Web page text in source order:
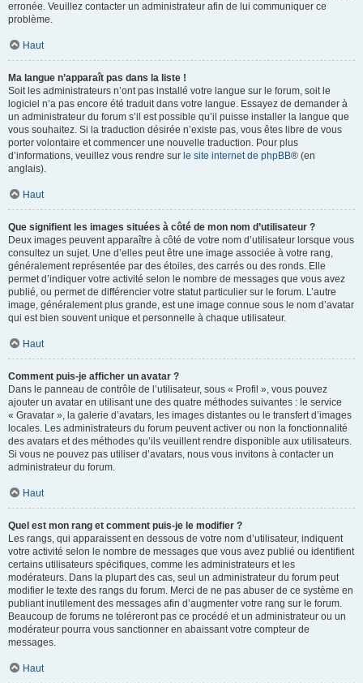
erronée. Veuillez contacter un administrateur afin de lui communiquer ce
problème.
Haut
Ma langue n’apparaît pas dans la liste !
Soit les administrateurs n’ont pas installé votre langue sur le forum, soit le
logiciel n’a pas encore été traduit dans votre langue. Essayez de demander à
un administrateur du forum s’il est possible qu’il puisse installer la langue que
vous souhaitez. Si la traduction désirée n’existe pas, vous êtes libre de vous
porter volontaire et commencer une nouvelle traduction. Pour plus
d’informations, veuillez vous rendre sur le site internet de phpBB® (en
anglais).
Haut
Que signifient les images situées à côté de mon nom d’utilisateur ?
Deux images peuvent apparaître à côté de votre nom d’utilisateur lorsque vous
consultez un sujet. Une d’elles peut être une image associée à votre rang,
généralement représentée par des étoiles, des carrés ou des ronds. Elle
permet d’indiquer votre activité selon le nombre de messages que vous avez
publié, ou permet de différencier votre statut particulier sur le forum. L’autre
image, généralement plus grande, est une image connue sous le nom d’avatar
qui est bien souvent unique et personnelle à chaque utilisateur.
Haut
Comment puis-je afficher un avatar ?
Dans le panneau de contrôle de l’utilisateur, sous « Profil », vous pouvez
ajouter un avatar en utilisant une des quatre méthodes suivantes : le service
« Gravatar », la galerie d’avatars, les images distantes ou le transfert d’images
locales. Les administrateurs du forum peuvent activer ou non la fonctionnalité
des avatars et des méthodes qu’ils veuillent rendre disponible aux utilisateurs.
Si vous ne pouvez pas utiliser d’avatars, nous vous invitons à contacter un
administrateur du forum.
Haut
Quel est mon rang et comment puis-je le modifier ?
Les rangs, qui apparaissent en dessous de votre nom d’utilisateur, indiquent
votre activité selon le nombre de messages que vous avez publié ou identifient
certains utilisateurs spécifiques, comme les administrateurs et les
modérateurs. Dans la plupart des cas, seul un administrateur du forum peut
modifier le texte des rangs du forum. Merci de ne pas abuser de ce système en
publiant inutilement des messages afin d’augmenter votre rang sur le forum.
Beaucoup de forums ne toléreront pas ce procédé et un administrateur ou un
modérateur pourra vous sanctionner en abaissant votre compteur de
messages.
Haut